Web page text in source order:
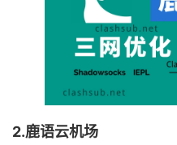
2.鹿语云机场